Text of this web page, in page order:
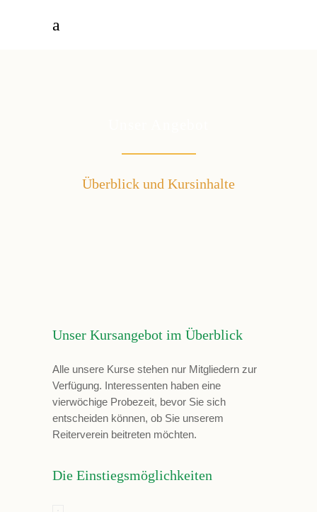
Überblick und Kursinhalte
Unser Kursangebot im Überblick
Alle unsere Kurse stehen nur Mitgliedern zur
Verfügung. Interessenten haben eine
vierwöchige Probezeit, bevor Sie sich
entscheiden können, ob Sie unserem
Reiterverein beitreten möchten.
Die Einstiegsmöglichkeiten